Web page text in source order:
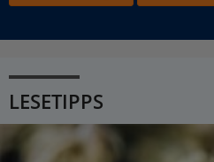
LESETIPPS